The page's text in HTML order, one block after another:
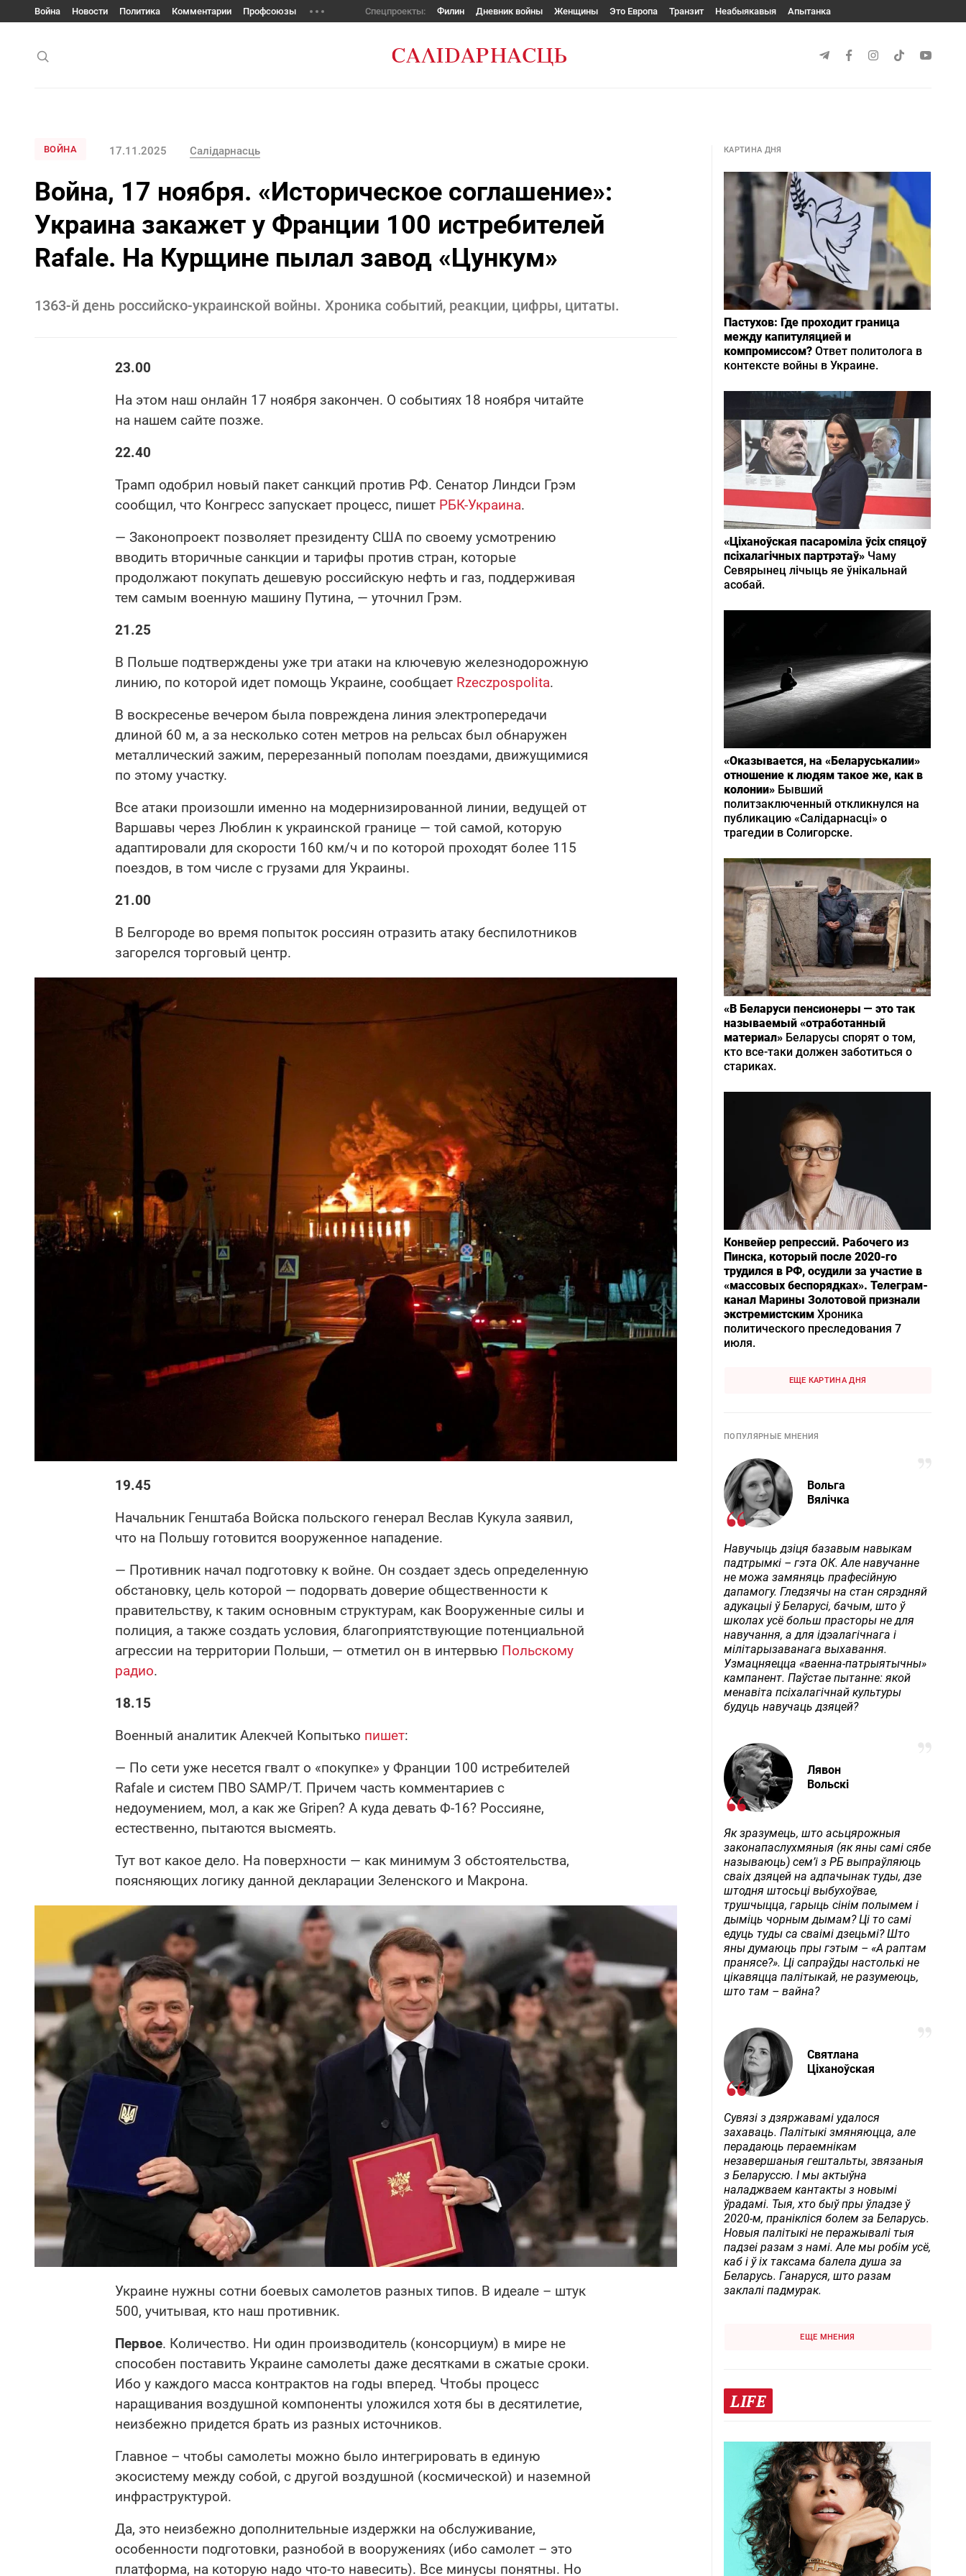
Война Новости Политика Комментарии Профсоюзы Спецпроекты: Филин Дневник войны Женщины Это Европа Транзит Неабыякавыя Апытанка
ВОЙНА 17.11.2025 Салідарнасць
Война, 17 ноября. «Историческое соглашение»:
Украина закажет у Франции 100 истребителей
Rafale. На Курщине пылал завод «Цункум»
1363-й день российско-украинской войны. Хроника событий, реакции, цифры, цитаты.
23.00
На этом наш онлайн 17 ноября закончен. О событиях 18 ноября читайте
на нашем сайте позже.
22.40
Трамп одобрил новый пакет санкций против РФ. Сенатор Линдси Грэм
сообщил, что Конгресс запускает процесс, пишет РБК-Украина.
— Законопроект позволяет президенту США по своему усмотрению
вводить вторичные санкции и тарифы против стран, которые
продолжают покупать дешевую российскую нефть и газ, поддерживая
тем самым военную машину Путина, — уточнил Грэм.
21.25
В Польше подтверждены уже три атаки на ключевую железнодорожную
линию, по которой идет помощь Украине, сообщает Rzeczpospolita.
В воскресенье вечером была повреждена линия электропередачи
длиной 60 м, а за несколько сотен метров на рельсах был обнаружен
металлический зажим, перерезанный пополам поездами, движущимися
по этому участку.
Все атаки произошли именно на модернизированной линии, ведущей от
Варшавы через Люблин к украинской границе — той самой, которую
адаптировали для скорости 160 км/ч и по которой проходят более 115
поездов, в том числе с грузами для Украины.
21.00
В Белгороде во время попыток россиян отразить атаку беспилотников
загорелся торговый центр.
19.45
Начальник Генштаба Войска польского генерал Веслав Кукула заявил,
что на Польшу готовится вооруженное нападение.
— Противник начал подготовку к войне. Он создает здесь определенную
обстановку, цель которой — подорвать доверие общественности к
правительству, к таким основным структурам, как Вооруженные силы и
полиция, а также создать условия, благоприятствующие потенциальной
агрессии на территории Польши, — отметил он в интервью Польскому
радио.
18.15
Военный аналитик Алекчей Копытько пишет:
— По сети уже несется гвалт о «покупке» у Франции 100 истребителей
Rafale и систем ПВО SAMP/T. Причем часть комментариев с
недоумением, мол, а как же Gripen? А куда девать Ф-16? Россияне,
естественно, пытаются высмеять.
Тут вот какое дело. На поверхности — как минимум 3 обстоятельства,
поясняющих логику данной декларации Зеленского и Макрона.
Украине нужны сотни боевых самолетов разных типов. В идеале – штук
500, учитывая, кто наш противник.
Первое. Количество. Ни один производитель (консорциум) в мире не
способен поставить Украине самолеты даже десятками в сжатые сроки.
Ибо у каждого масса контрактов на годы вперед. Чтобы процесс
наращивания воздушной компоненты уложился хотя бы в десятилетие,
неизбежно придется брать из разных источников.
Главное – чтобы самолеты можно было интегрировать в единую
экосистему между собой, с другой воздушной (космической) и наземной
инфраструктурой.
Да, это неизбежно дополнительные издержки на обслуживание,
особенности подготовки, разнобой в вооружениях (ибо самолет – это
платформа, на которую надо что-то навесить). Все минусы понятны. Но
КАРТИНА ДНЯ
Пастухов: Где проходит граница
между капитуляцией и
компромиссом? Ответ политолога в
контексте войны в Украине.
«Ціханоўская пасароміла ўсіх спяцоў
псіхалагічных партрэтаў» Чаму
Севярынец лічыць яе ўнікальнай
асобай.
«Оказывается, на «Беларуськалии»
отношение к людям такое же, как в
колонии» Бывший
политзаключенный откликнулся на
публикацию «Салідарнасці» о
трагедии в Солигорске.
«В Беларуси пенсионеры — это так
называемый «отработанный
материал» Беларусы спорят о том,
кто все-таки должен заботиться о
стариках.
Конвейер репрессий. Рабочего из
Пинска, который после 2020-го
трудился в РФ, осудили за участие в
«массовых беспорядках». Телеграм-
канал Марины Золотовой признали
экстремистским Хроника
политического преследования 7
июля.
ЕЩЕ КАРТИНА ДНЯ
ПОПУЛЯРНЫЕ МНЕНИЯ
Вольга
Вялічка
Навучыць дзіця базавым навыкам
падтрымкі – гэта ОК. Але навучанне
не можа замяняць прафесійную
дапамогу. Гледзячы на стан сярэдняй
адукацыі ў Беларусі, бачым, што ў
школах усё больш прасторы не для
навучання, а для ідэалагічнага і
мілітарызаванага выхавання.
Узмацняецца «ваенна-патрыятычны»
кампанент. Паўстае пытанне: якой
менавіта псіхалагічнай культуры
будуць навучаць дзяцей?
Лявон
Вольскі
Як зразумець, што асьцярожныя
законапаслухмяныя (як яны самі сябе
называюць) сем’і з РБ выпраўляюць
сваіх дзяцей на адпачынак туды, дзе
штодня штосьці выбухоўвае,
трушчыцца, гарыць сінім полымем і
дыміць чорным дымам? Ці то самі
едуць туды са сваімі дзецьмі? Што
яны думаюць пры гэтым – «А раптам
пранясе?». Ці сапраўды настолькі не
цікавяцца палітыкай, не разумеюць,
што там – вайна?
Святлана
Ціханоўская
Сувязі з дзяржавамі удалося
захаваць. Палітыкі змяняюцца, але
перадаюць пераемнікам
незавершаныя гештальты, звязаныя
з Беларуссю. І мы актыўна
наладжваем кантакты з новымі
ўрадамі. Тыя, хто быў пры ўладзе ў
2020-м, пранікліся болем за Беларусь.
Новыя палітыкі не перажывалі тыя
падзеі разам з намі. Але мы робім усё,
каб і ў іх таксама балела душа за
Беларусь. Ганаруся, што разам
заклалі падмурак.
ЕЩЕ МНЕНИЯ
LIFE